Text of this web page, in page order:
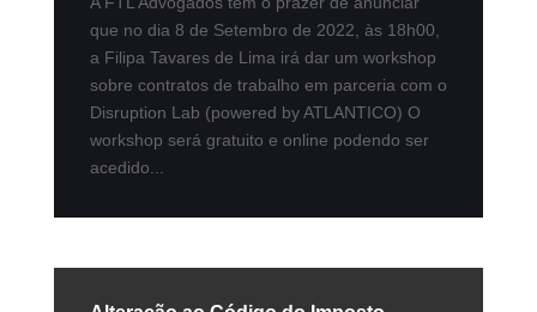
que no dia 8 de Setembro de 2022, às 18h00,
a Filipa Tavares de Lima irá dar um workshop
sobre contratos de trabalho em parceria com o
Disruption Lab (powered by ATLANTICO) O
workshop será gratuito e online podendo ser
acedido...